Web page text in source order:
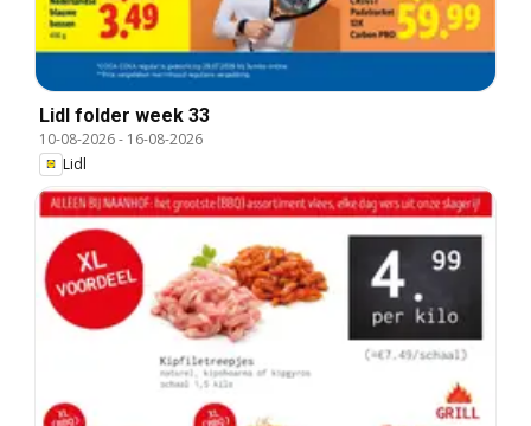
Lidl folder week 33
10-08-2026- 16-08-2026
Lidl